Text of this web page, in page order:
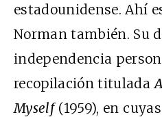
estadounidense. Ahí
Norman también. Su
independencia
recopilación titulada
Myself(1959), en